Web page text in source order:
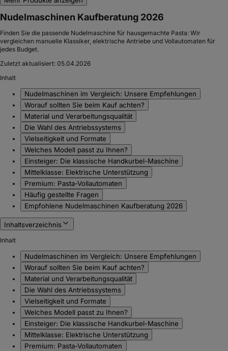
ab 4895€
Lieferung 10. – 12. Aug.
Marcato Nudelmaschine Atlas 150 Roller, mit Motor erweiterbar,
Empfehlenswert
(437)
Varianten
55 98€
Lieferung 10. – 12. Aug.
Kein Bild
Imperia Duplex, Pastamaschine aus Edelstahl mit Nudelaufsatz
für Tagliatelle und Fettuccine, Silber
Empfehlenswert
(160)
7980 €
Lieferung 12. Sep. – 17. Okt.
Mehr Produkte anzeigen